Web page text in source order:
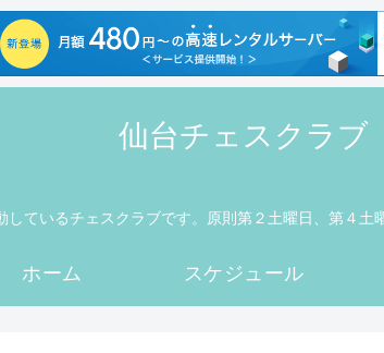
仙台チェスクラブ
ているチェスクラブです。原則第２土曜日、第４土
ホーム スケジュール